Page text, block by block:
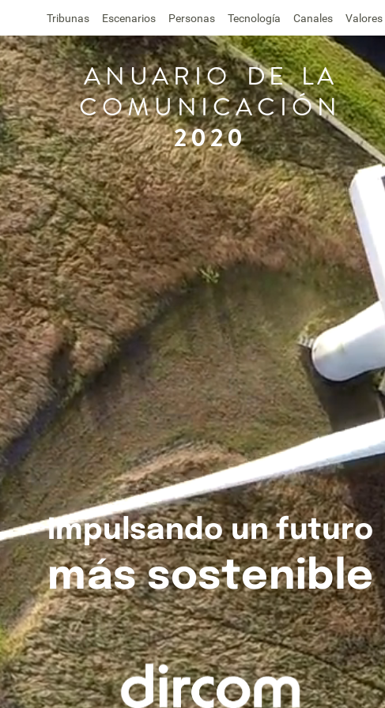
Tribunas Escenarios Personas Tecnología Canales Valores
ANUARIO DE LA
COMUNICACIÓN
2020
Impulsando un futuro
más sostenible